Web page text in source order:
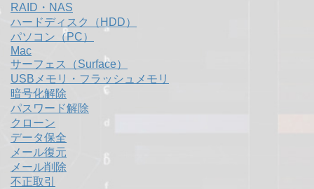
RAID・NAS
ハードディスク（HDD）
パソコン（PC）
Mac
サーフェス（Surface）
USBメモリ・フラッシュメモリ
暗号化解除
パスワード解除
クローン
データ保全
メール復元
メール削除
不正取引